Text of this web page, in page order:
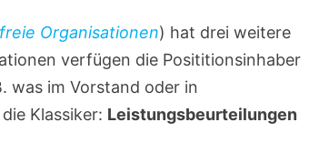
Organisationen) hat drei weitere
verfügen die Posititionsinhaber
was im Vorstand oder in
Klassiker: Leistungsbeurteilungen